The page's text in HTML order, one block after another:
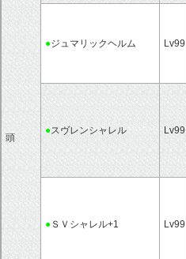
頭
●ジュマリックヘルム Lv99
●スヴレンシャレル Lv99
● ＳＶシャレル+1 Lv99